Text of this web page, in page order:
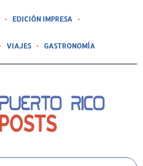
EDICIÓN IMPRESA
VIAJES GASTRONOMÍA